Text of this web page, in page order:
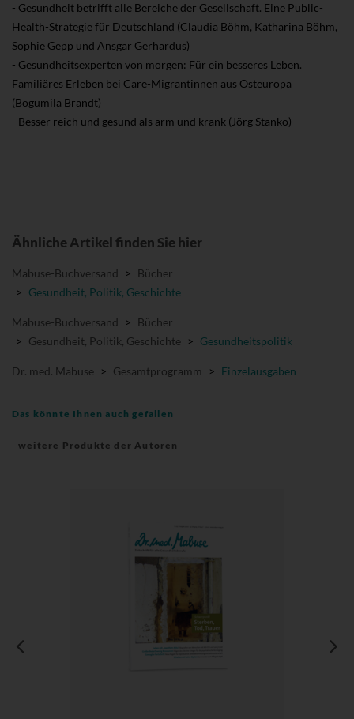
- Gesundheit betrifft alle Bereiche der Gesellschaft. Eine Public-
Health-Strategie für Deutschland (Claudia Böhm, Katharina Böhm,
Sophie Gepp und Ansgar Gerhardus)
- Gesundheitsexperten von morgen: Für ein besseres Leben.
Familiäres Erleben bei Care-Migrantinnen aus Osteuropa
(Bogumila Brandt)
- Besser reich und gesund als arm und krank (Jörg Stanko)
Ähnliche Artikel finden Sie hier
Mabuse-Buchversand > Bücher
> Gesundheit, Politik, Geschichte
Mabuse-Buchversand > Bücher
> Gesundheit, Politik, Geschichte > Gesundheitspolitik
Dr. med. Mabuse > Gesamtprogramm > Einzelausgaben
Das könnte Ihnen auch gefallen
weitere Produkte der Autoren